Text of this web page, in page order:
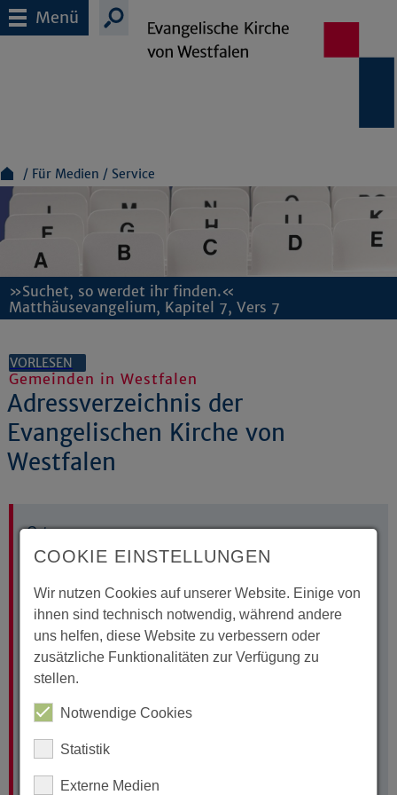
Menü
Für Medien Service
»Suchet, so werdet ihr finden.«
Matthäusevangelium, Kapitel 7, Vers 7
VORLESEN
Gemeinden in Westfalen
Adressverzeichnis der
Evangelischen Kirche von
Westfalen
Ort
Straße
Postleitzahl
Suchformular abschicken
COOKIE EINSTELLUNGEN
Wir nutzen Cookies auf unserer Website. Einige von
ihnen sind technisch notwendig, während andere
uns helfen, diese Website zu verbessern oder
zusätzliche Funktionalitäten zur Verfügung zu
stellen.
Notwendige Cookies
Statistik
Externe Medien